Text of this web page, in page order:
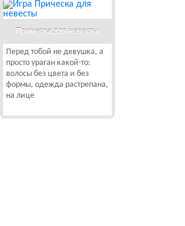
Прическа для невесты
Перед тобой не девушка, а
просто ураган какой-то:
волосы без цвета и без
формы, одежда растрепана,
на лице